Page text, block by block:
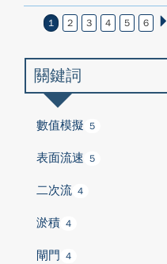
1 2 3 4 5 6
關鍵詞
數值模擬 5
表面流速 5
二次流 4
淤積 4
閘門 4